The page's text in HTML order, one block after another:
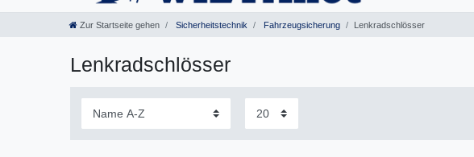
Zur Startseite gehen Sicherheitstechnik Fahrzeugsicherung Lenkradschlösser
Lenkradschlösser